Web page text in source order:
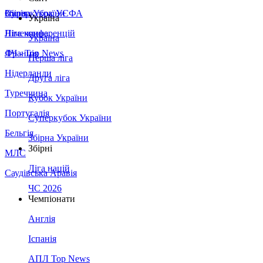
Збірна України
Італія
Німеччина
Франція
Нідерланди
Туреччина
Португалія
Бельгія
МЛС
Саудівська Аравія
Суперкубок УЄФА
Ліга конференцій
ЛЧ - Top News
Україна
Україна
Перша ліга
Друга ліга
Кубок України
Суперкубок України
Збірна України
Збірні
Ліга націй
ЧС 2026
Чемпіонати
Англія
Іспанія
АПЛ Top News